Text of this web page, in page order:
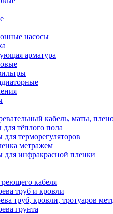
насосы
арматура
кабель, маты,
тёплого пола
для терморегуляторов
метражем
для инфракрасной пленки
кабеля
труб и кровли
труб, кровли, тротуаров
грунта